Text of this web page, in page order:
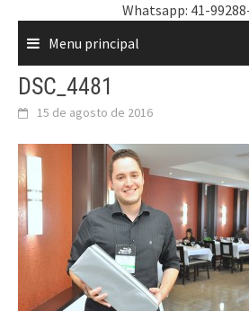
Whatsapp: 41-
Menu principal
DSC_4481
15 de agosto de 2016